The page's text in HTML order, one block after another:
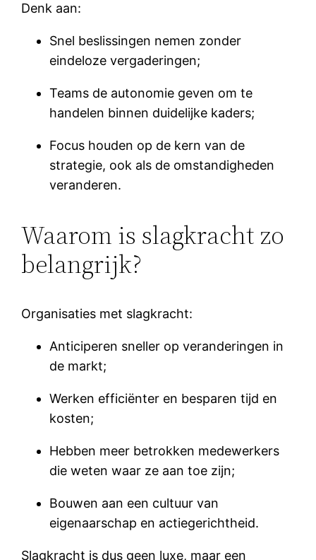
Denk aan:
Snel beslissingen nemen zonder
eindeloze vergaderingen;
Teams de autonomie geven om te
handelen binnen duidelijke kaders;
Focus houden op de kern van de
strategie, ook als de omstandigheden
veranderen.
Waarom is slagkracht zo
belangrijk?
Organisaties met slagkracht:
Anticiperen sneller op veranderingen in
de markt;
Werken efficiënter en besparen tijd en
kosten;
Hebben meer betrokken medewerkers
die weten waar ze aan toe zijn;
Bouwen aan een cultuur van
eigenaarschap en actiegerichtheid.
Slagkracht is dus geen luxe, maar een